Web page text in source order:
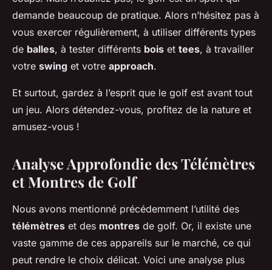
demande beaucoup de pratique. Alors n’hésitez pas à
vous exercer régulièrement, à utiliser différents types
de balles, à tester différents bois et tees, à travailler
votre swing et votre approach.
Et surtout, gardez à l’esprit que le golf est avant tout
un jeu. Alors détendez-vous, profitez de la nature et
amusez-vous !
Analyse Approfondie des Télémètres
et Montres de Golf
Nous avons mentionné précédemment l’utilité des
télémètres et des montres de golf. Or, il existe une
vaste gamme de ces appareils sur le marché, ce qui
peut rendre le choix délicat. Voici une analyse plus